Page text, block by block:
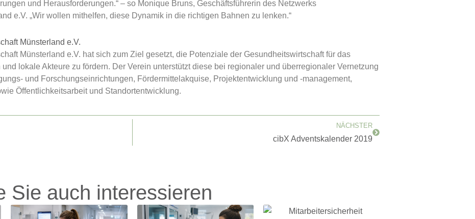
und Herausforderungen.“ – so Monique Bruns, Geschäftsführerin des Netzwerks
e.V. „Wir wollen mithelfen, diese Dynamik in die richtigen Bahnen zu lenken.“
Münsterland e.V.
Münsterland e.V. hat sich zum Ziel gesetzt, die Potenziale der Gesundheitswirtschaft für das
lokale Akteure zu fördern. Der Verein unterstützt diese bei regionaler und überregionaler Vernetzung
und Forschungseinrichtungen, Fördermittelakquise, Projektentwicklung und -management,
Öffentlichkeitsarbeit und Standortentwicklung.
NÄCHSTER
cibX Adventskalender 2019
Nächster
Sie auch interessieren